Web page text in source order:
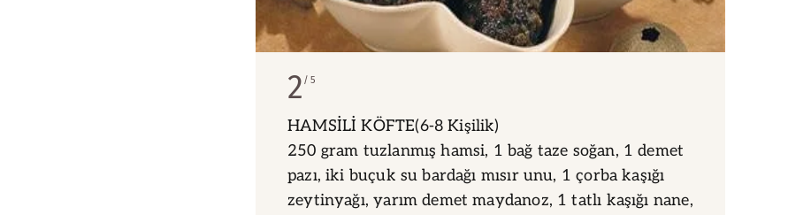
2 5
HAMSİLİ KÖFTE(6-8 Kişilik)
250 gram tuzlanmış hamsi, 1 bağ taze soğan, 1 demet
pazı, iki buçuk su bardağı mısır unu, 1 çorba kaşığı
zeytinyağı, yarım demet maydanoz, 1 tatlı kaşığı nane,